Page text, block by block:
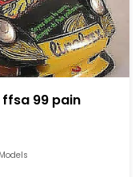
ffsa 99 pain